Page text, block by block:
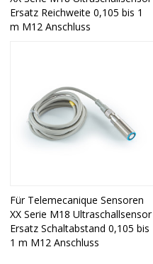
Ersatz Reichweite 0,105 bis 1
m M12 Anschluss
Für Telemecanique Sensoren
XX Serie M18 Ultraschallsensor
Ersatz Schaltabstand 0,105 bis
1 m M12 Anschluss